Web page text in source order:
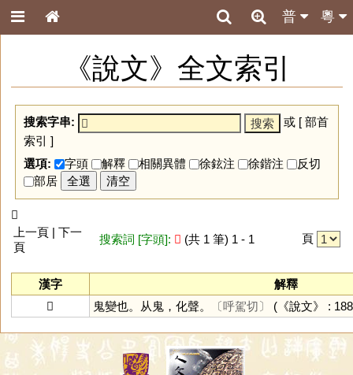
粵
普
《說文》全文索引
搜索字串: 或 [ 部首
索引 ]
選項:
字頭 解釋 相關異體 徐鉉注 徐鍇注
反切
部居
全選 清空
𩲏
上一頁 | 下一
頁
搜索詞 [字頭]: 𩲏 (共 1 筆) 1 - 1 頁
漢字
解釋
𩲏
鬼變也。从鬼，化聲。 〔呼駕切〕 (《說文》 :